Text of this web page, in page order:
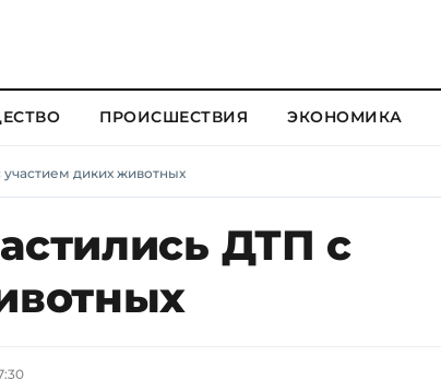
ПРОИСШЕСТВИЯ ЭКОНОМИКА
диких животных
ДТП с